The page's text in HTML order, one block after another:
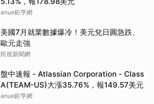
anue鉅亨網
美國7月就業數據爆冷！美元兌日圓急跌、
歐元走強
民視新聞網
盤中速報 - Atlassian Corporation - Class
A(TEAM-US)大漲35.76%，報149.57美元
anue鉅亨網